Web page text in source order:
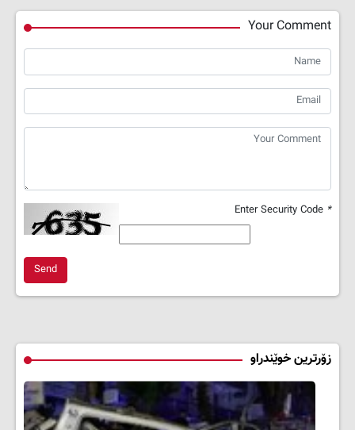
Your Comment
*
Send
زۆرترین خوێندراو